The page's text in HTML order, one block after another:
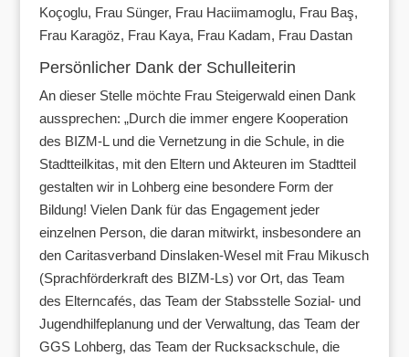
Koçoglu, Frau Sünger, Frau Haciimamoglu, Frau Baş,
Frau Karagöz, Frau Kaya, Frau Kadam, Frau Dastan
Persönlicher Dank der Schulleiterin
An dieser Stelle möchte Frau Steigerwald einen Dank
aussprechen: „Durch die immer engere Kooperation
des BIZM-L und die Vernetzung in die Schule, in die
Stadtteilkitas, mit den Eltern und Akteuren im Stadtteil
gestalten wir in Lohberg eine besondere Form der
Bildung! Vielen Dank für das Engagement jeder
einzelnen Person, die daran mitwirkt, insbesondere an
den Caritasverband Dinslaken-Wesel mit Frau Mikusch
(Sprachförderkraft des BIZM-Ls) vor Ort, das Team
des Elterncafés, das Team der Stabsstelle Sozial- und
Jugendhilfeplanung und der Verwaltung, das Team der
GGS Lohberg, das Team der Rucksackschule, die